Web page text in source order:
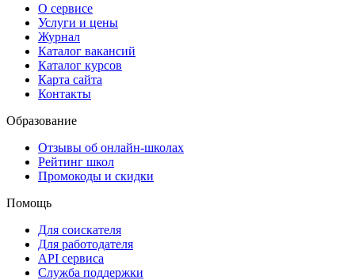
О сервисе
Услуги и цены
Журнал
Каталог вакансий
Каталог курсов
Карта сайта
Контакты
Образование
Отзывы об онлайн-школах
Рейтинг школ
Промокоды и скидки
Помощь
Для соискателя
Для работодателя
API сервиса
Служба поддержки